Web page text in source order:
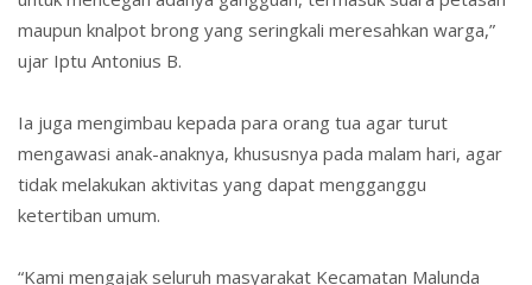
maupun knalpot brong yang seringkali meresahkan warga,”
ujar Iptu Antonius B.
Ia juga mengimbau kepada para orang tua agar turut
mengawasi anak-anaknya, khususnya pada malam hari, agar
tidak melakukan aktivitas yang dapat mengganggu
ketertiban umum.
“Kami mengajak seluruh masyarakat Kecamatan Malunda